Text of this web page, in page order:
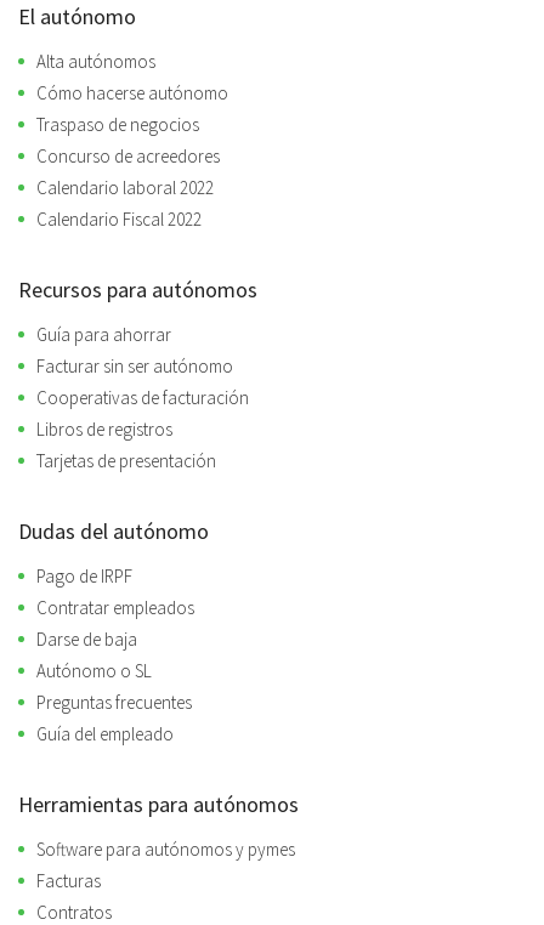
El autónomo
Alta autónomos
Cómo hacerse autónomo
Traspaso de negocios
Concurso de acreedores
Calendario laboral 2022
Calendario Fiscal 2022
Recursos para autónomos
Guía para ahorrar
Facturar sin ser autónomo
Cooperativas de facturación
Libros de registros
Tarjetas de presentación
Dudas del autónomo
Pago de IRPF
Contratar empleados
Darse de baja
Autónomo o SL
Preguntas frecuentes
Guía del empleado
Herramientas para autónomos
Software para autónomos y pymes
Facturas
Contratos